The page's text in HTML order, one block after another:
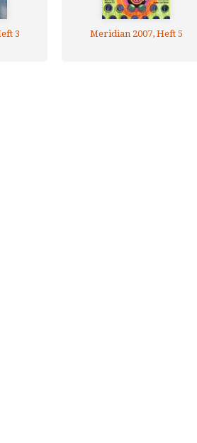
3 Meridian 2007, Heft 5